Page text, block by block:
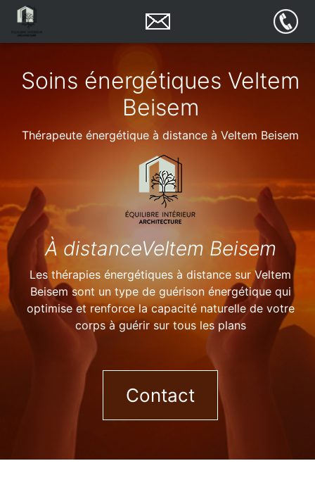
Soins énergétiques Veltem
Beisem
Thérapeute énergétique à distance à Veltem Beisem
À distanceVeltem Beisem
Les thérapies énergétiques à distance sur Veltem
Beisem sont un type de guérison énergétique qui
optimise et renforce la capacité naturelle de votre
corps à guérir sur tous les plans
Contact